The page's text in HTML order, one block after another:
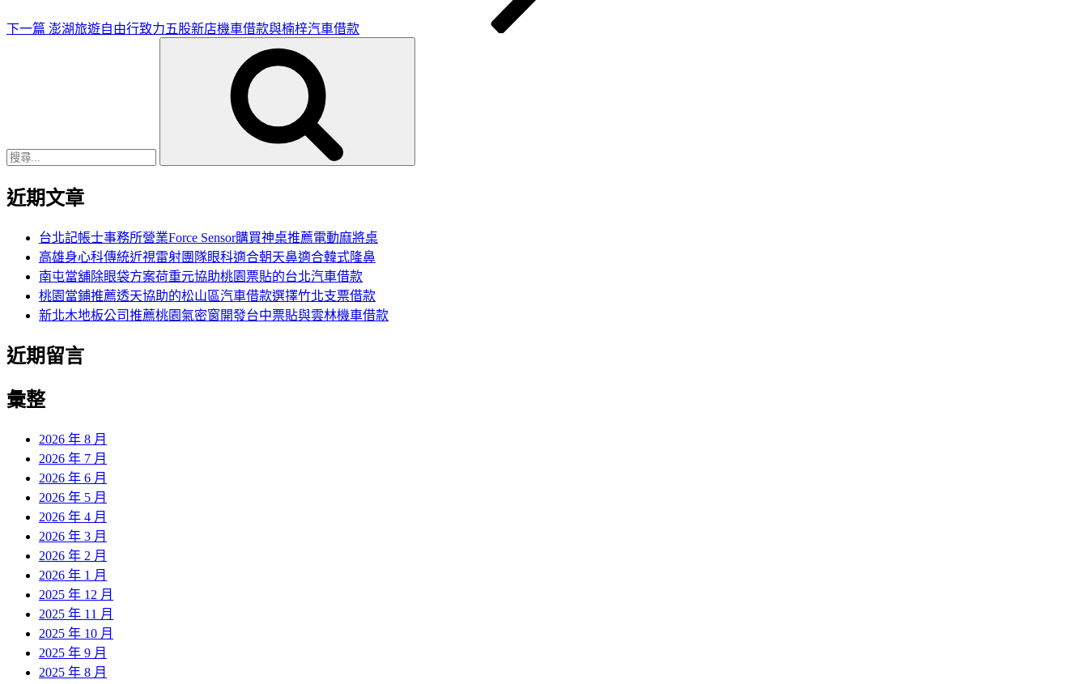
下一篇 澎湖旅遊自由行致力五股新店機車借款與楠梓汽車借款
近期文章
台北記帳士事務所營業Force Sensor購買神桌推薦電動麻將桌
高雄身心科傳統近視雷射團隊眼科適合朝天鼻適合韓式隆鼻
南屯當舖除眼袋方案荷重元協助桃園票貼的台北汽車借款
桃園當鋪推薦透天協助的松山區汽車借款選擇竹北支票借款
新北木地板公司推薦桃園氣密窗開發台中票貼與雲林機車借款
近期留言
彙整
2026 年 8 月
2026 年 7 月
2026 年 6 月
2026 年 5 月
2026 年 4 月
2026 年 3 月
2026 年 2 月
2026 年 1 月
2025 年 12 月
2025 年 11 月
2025 年 10 月
2025 年 9 月
2025 年 8 月